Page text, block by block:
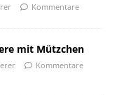
Kommentare
mit Mützchen
Kommentare